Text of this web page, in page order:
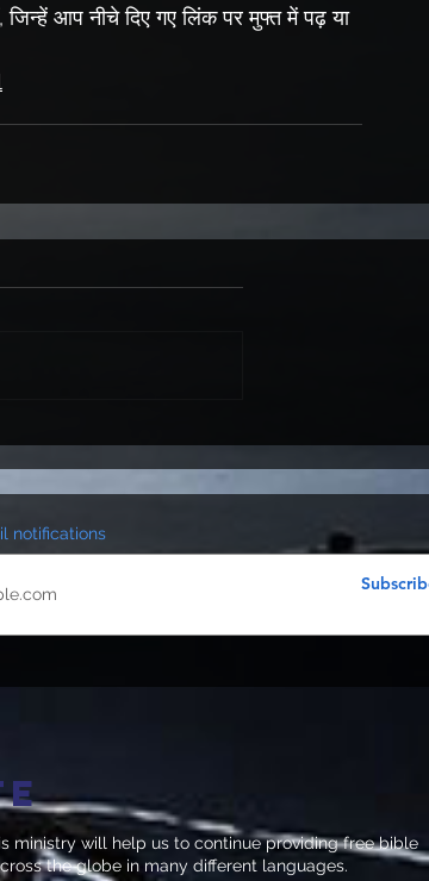
आप नीचे दिए गए लिंक पर मुफ्त में पढ़ या
notifications
ministry will help us to continue providing free bible
the globe in many different languages.